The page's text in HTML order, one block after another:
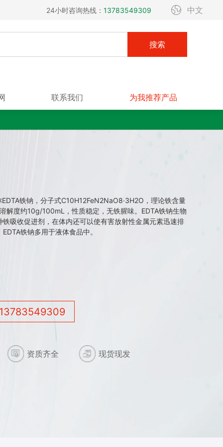
24小时咨询热线： 13783549309 中文
搜索
联系我们 为我推荐产品
铁钠，分子式C10H12FeN2NaO8·3H2O，理论铁含量
解度约10g/100mL，性质稳定，无铁腥味。EDTA铁钠生物
吸收促进剂，在体内还可以使有害放射性金属元素迅速排
铁钠多用于液体食品中。
资质齐全 现货现发